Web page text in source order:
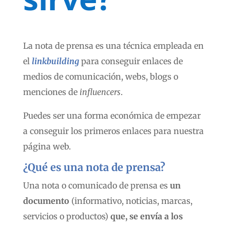
La nota de prensa es una técnica empleada en
el linkbuilding para conseguir enlaces de
medios de comunicación, webs, blogs o
menciones de influencers.
Puedes ser una forma económica de empezar
a conseguir los primeros enlaces para nuestra
página web.
¿Qué es una nota de prensa?
Una nota o comunicado de prensa es un
documento (informativo, noticias, marcas,
servicios o productos) que, se envía a los